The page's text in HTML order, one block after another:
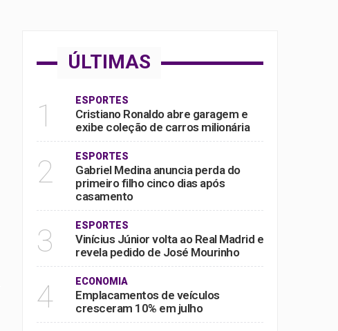
ÚLTIMAS
1 ESPORTES
Cristiano Ronaldo abre garagem e
exibe coleção de carros milionária
2 ESPORTES
Gabriel Medina anuncia perda do
primeiro filho cinco dias após
casamento
3 ESPORTES
Vinícius Júnior volta ao Real Madrid e
revela pedido de José Mourinho
4 ECONOMIA
Emplacamentos de veículos
cresceram 10% em julho